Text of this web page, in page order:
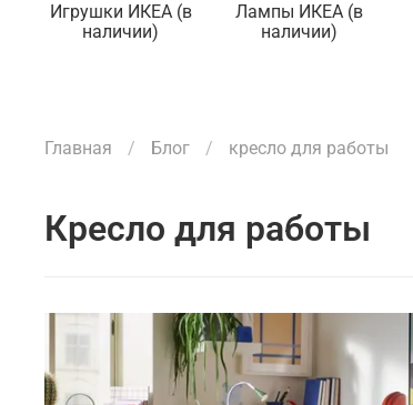
Игрушки ИКЕА (в
наличии)
Лампы ИКЕА (в
наличии)
Главная Блог кресло для работы
кресло для работы